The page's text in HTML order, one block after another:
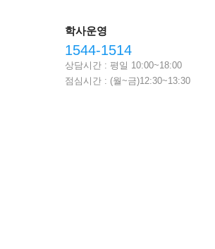
학사운영
1544-1514
상담시간 : 평일 10:00~18:00
점심시간 : (월~금)12:30~13:30